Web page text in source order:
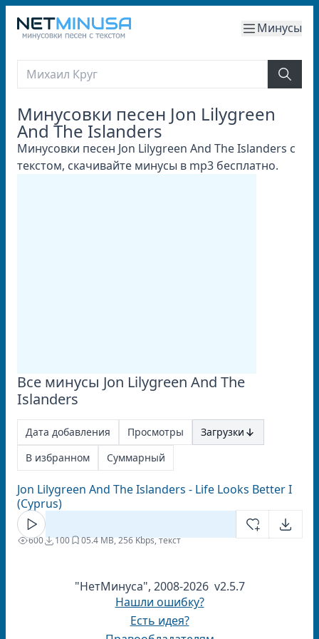
Минусы
Минусовки песен Jon Lilygreen
And The Islanders
Минусовки песен Jon Lilygreen And The Islanders с
текстом, скачивайте минусы в mp3 бесплатно.
Все минусы Jon Lilygreen And The
Islanders
Дата добавления Просмотры
Загрузки
В избранном
Суммарный
Jon Lilygreen And The Islanders - Life Looks Better I
(Cyprus)
600 100 05.4 MB, 256 Kbps, текст
"НетМинуса", 2008-2026 v2.5.7
Нашли ошибку?
Есть идея?